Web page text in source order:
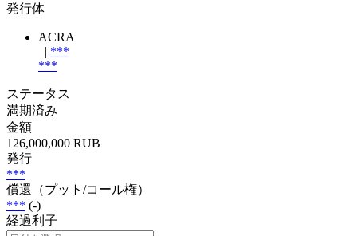
発行体
ACRA
| ***
***
ステータス
満期済み
金額
126,000,000 RUB
発行
***
償還（プット/コール権）
*** (-)
経過利子